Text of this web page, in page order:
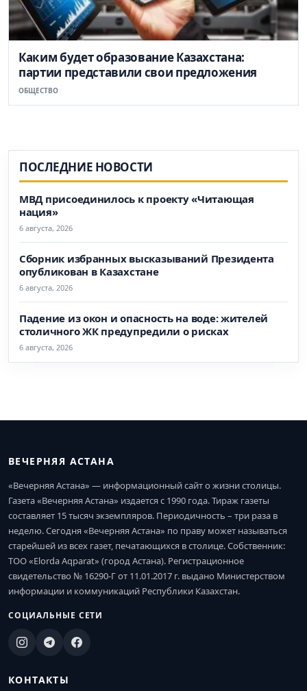
Каким будет образование Казахстана:
партии представили свои предложения
ОБЩЕСТВО
ПОСЛЕДНИЕ НОВОСТИ
МВД присоединилось к проекту «Читающая
нация»
6 августа, 2026
Сборник избранных высказываний Президента
опубликован в Казахстане
6 августа, 2026
Падение из окон и опасность на воде: жителей
столичного ЖК предупредили о рисках
6 августа, 2026
ВЕЧЕРНЯЯ АСТАНА
«Вечерняя Астана» — информационный сайт о жизни столицы.
Газета «Вечерняя Астана» издается с 1990 года. Тираж газеты
составляет 15 тысяч экземпляров. Периодичность – три раза в
неделю. Сегодня «Вечерняя Астана» по праву может называться
старейшей из всех газет, печатающихся в столице. Собственник:
ТОО «Elorda Aqparat» (город Астана). Регистрационное
свидетельство № 16290-Г от 11.01.2017 г. выдано Министерством
информации и коммуникаций Республики Казахстан.
СОЦИАЛЬНЫЕ СЕТИ
КОНТАКТЫ